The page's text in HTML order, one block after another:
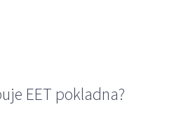
EET pokladna?